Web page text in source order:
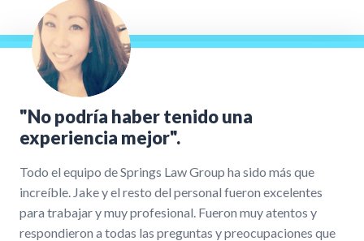
"No podría haber tenido una
experiencia mejor".
Todo el equipo de Springs Law Group ha sido más que
increíble. Jake y el resto del personal fueron excelentes
para trabajar y muy profesional. Fueron muy atentos y
respondieron a todas las preguntas y preocupaciones que